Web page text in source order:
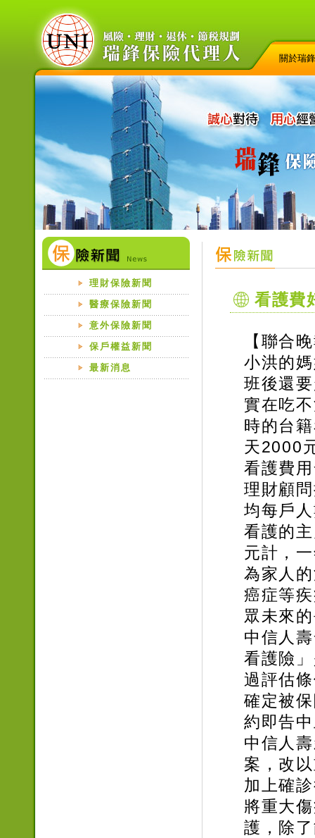
關於瑞鋒
理財保險新聞
醫療保險新聞
意外保險新聞
保戶權益新聞
最新消息
看護費
【聯合
小洪的
班後還
實在吃
時的台
天2000
看護費
理財顧
均每戶
看護的
元計，
為家人
癌症等
眾未來
中信人
看護險
過評估
確定被
約即告
中信人
案，改
加上確
將重大
護，除